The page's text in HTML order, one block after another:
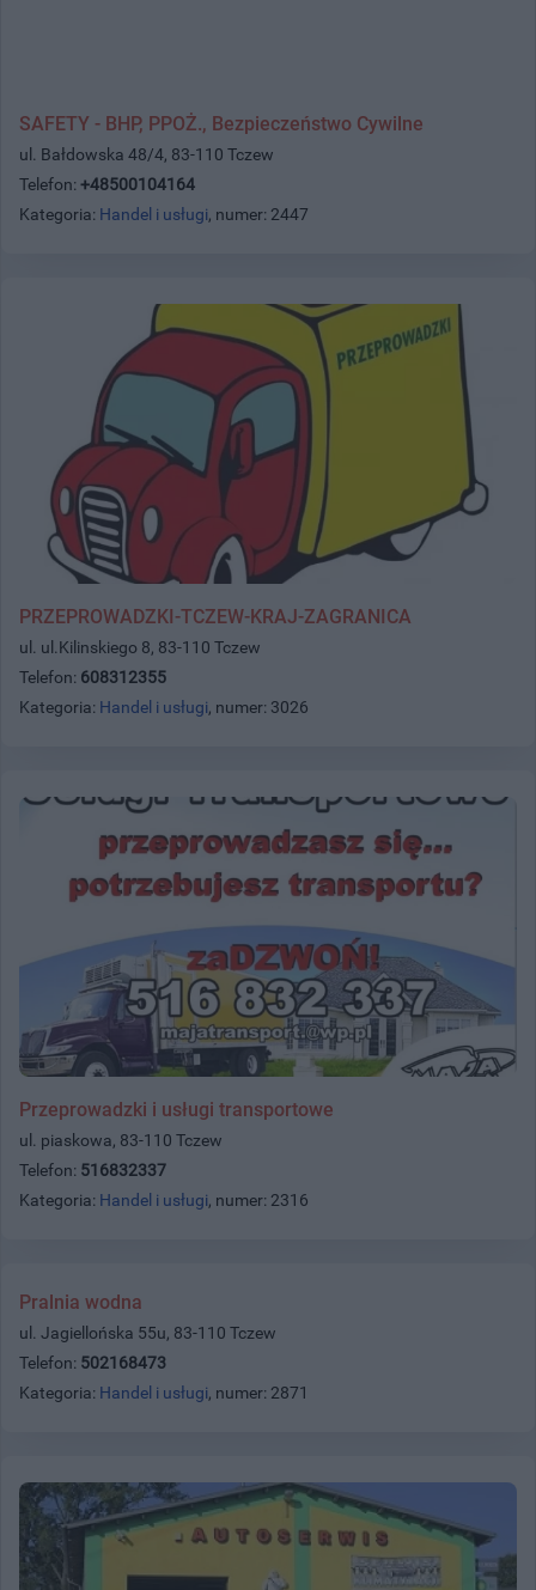
SAFETY - BHP, PPOŻ., Bezpieczeństwo Cywilne
ul. Bałdowska 48/4, 83-110 Tczew
Telefon: +48500104164
Kategoria: Handel i usługi, numer: 2447
PRZEPROWADZKI-TCZEW-KRAJ-ZAGRANICA
ul. ul.Kilinskiego 8, 83-110 Tczew
Telefon: 608312355
Kategoria: Handel i usługi, numer: 3026
Przeprowadzki i usługi transportowe
ul. piaskowa, 83-110 Tczew
Telefon: 516832337
Kategoria: Handel i usługi, numer: 2316
Pralnia wodna
ul. Jagiellońska 55u, 83-110 Tczew
Telefon: 502168473
Kategoria: Handel i usługi, numer: 2871